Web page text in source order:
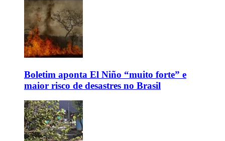
Boletim aponta El Niño “muito forte” e
maior risco de desastres no Brasil